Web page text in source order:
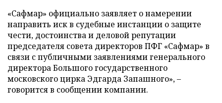
«Сафмар» официально заявляет о намерении
направить иск в судебные инстанции о защите
чести, достоинства и деловой репутации
председателя совета директоров ПФГ «Сафмар» в
связи с публичными заявлениями генерального
директора Большого государственного
московского цирка Эдгарда Запашного», –
говорится в сообщении компании.